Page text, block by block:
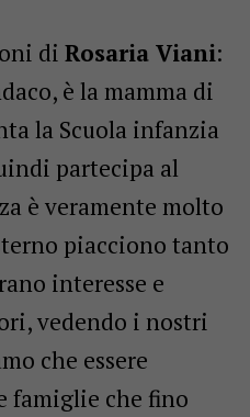
di Rosaria Viani:
è la mamma di
la Scuola infanzia
partecipa al
è veramente molto
piacciono tanto
interesse e
vedendo i nostri
che essere
famiglie che fino